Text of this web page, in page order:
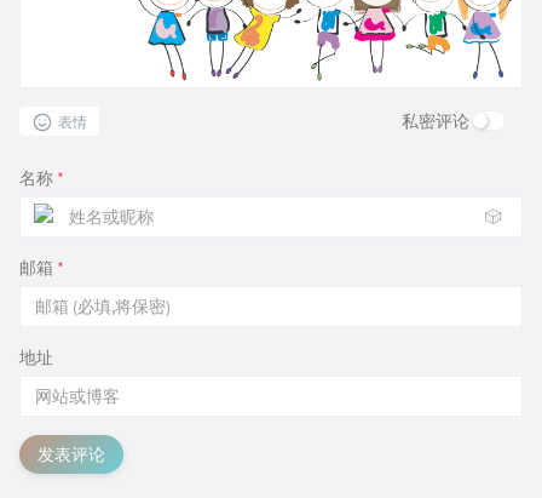
表情 私密评论
名称 *
🎲
邮箱 *
地址
发表评论